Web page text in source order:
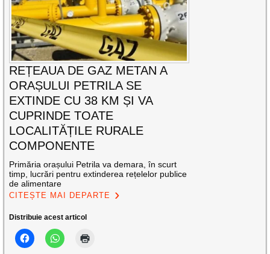
REȚEAUA DE GAZ METAN A
ORAȘULUI PETRILA SE
EXTINDE CU 38 KM ȘI VA
CUPRINDE TOATE
LOCALITĂȚILE RURALE
COMPONENTE
Primăria orașului Petrila va demara, în scurt
timp, lucrări pentru extinderea rețelelor publice
de alimentare
CITEȘTE MAI DEPARTE
Distribuie acest articol